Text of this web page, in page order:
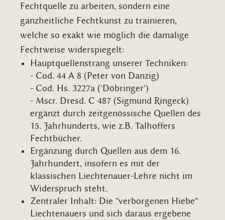
Fechtquelle zu arbeiten, sondern eine
ganzheitliche Fechtkunst zu trainieren,
welche so exakt wie möglich die damalige
Fechtweise widerspiegelt:
Hauptquellenstrang unserer Techniken:
- Cod. 44 A 8 (Peter von Danzig)
- Cod. Hs. 3227a ('Döbringer')
- Mscr. Dresd. C 487 (Sigmund Ringeck)
ergänzt durch zeitgenössische Quellen des
15. Jahrhunderts, wie z.B. Talhoffers
Fechtbücher.
Ergänzung durch Quellen aus dem 16.
Jahrhundert, insofern es mit der
klassischen Liechtenauer-Lehre nicht im
Widerspruch steht.
Zentraler Inhalt: Die "verborgenen Hiebe"
Liechtenauers und sich daraus ergebene